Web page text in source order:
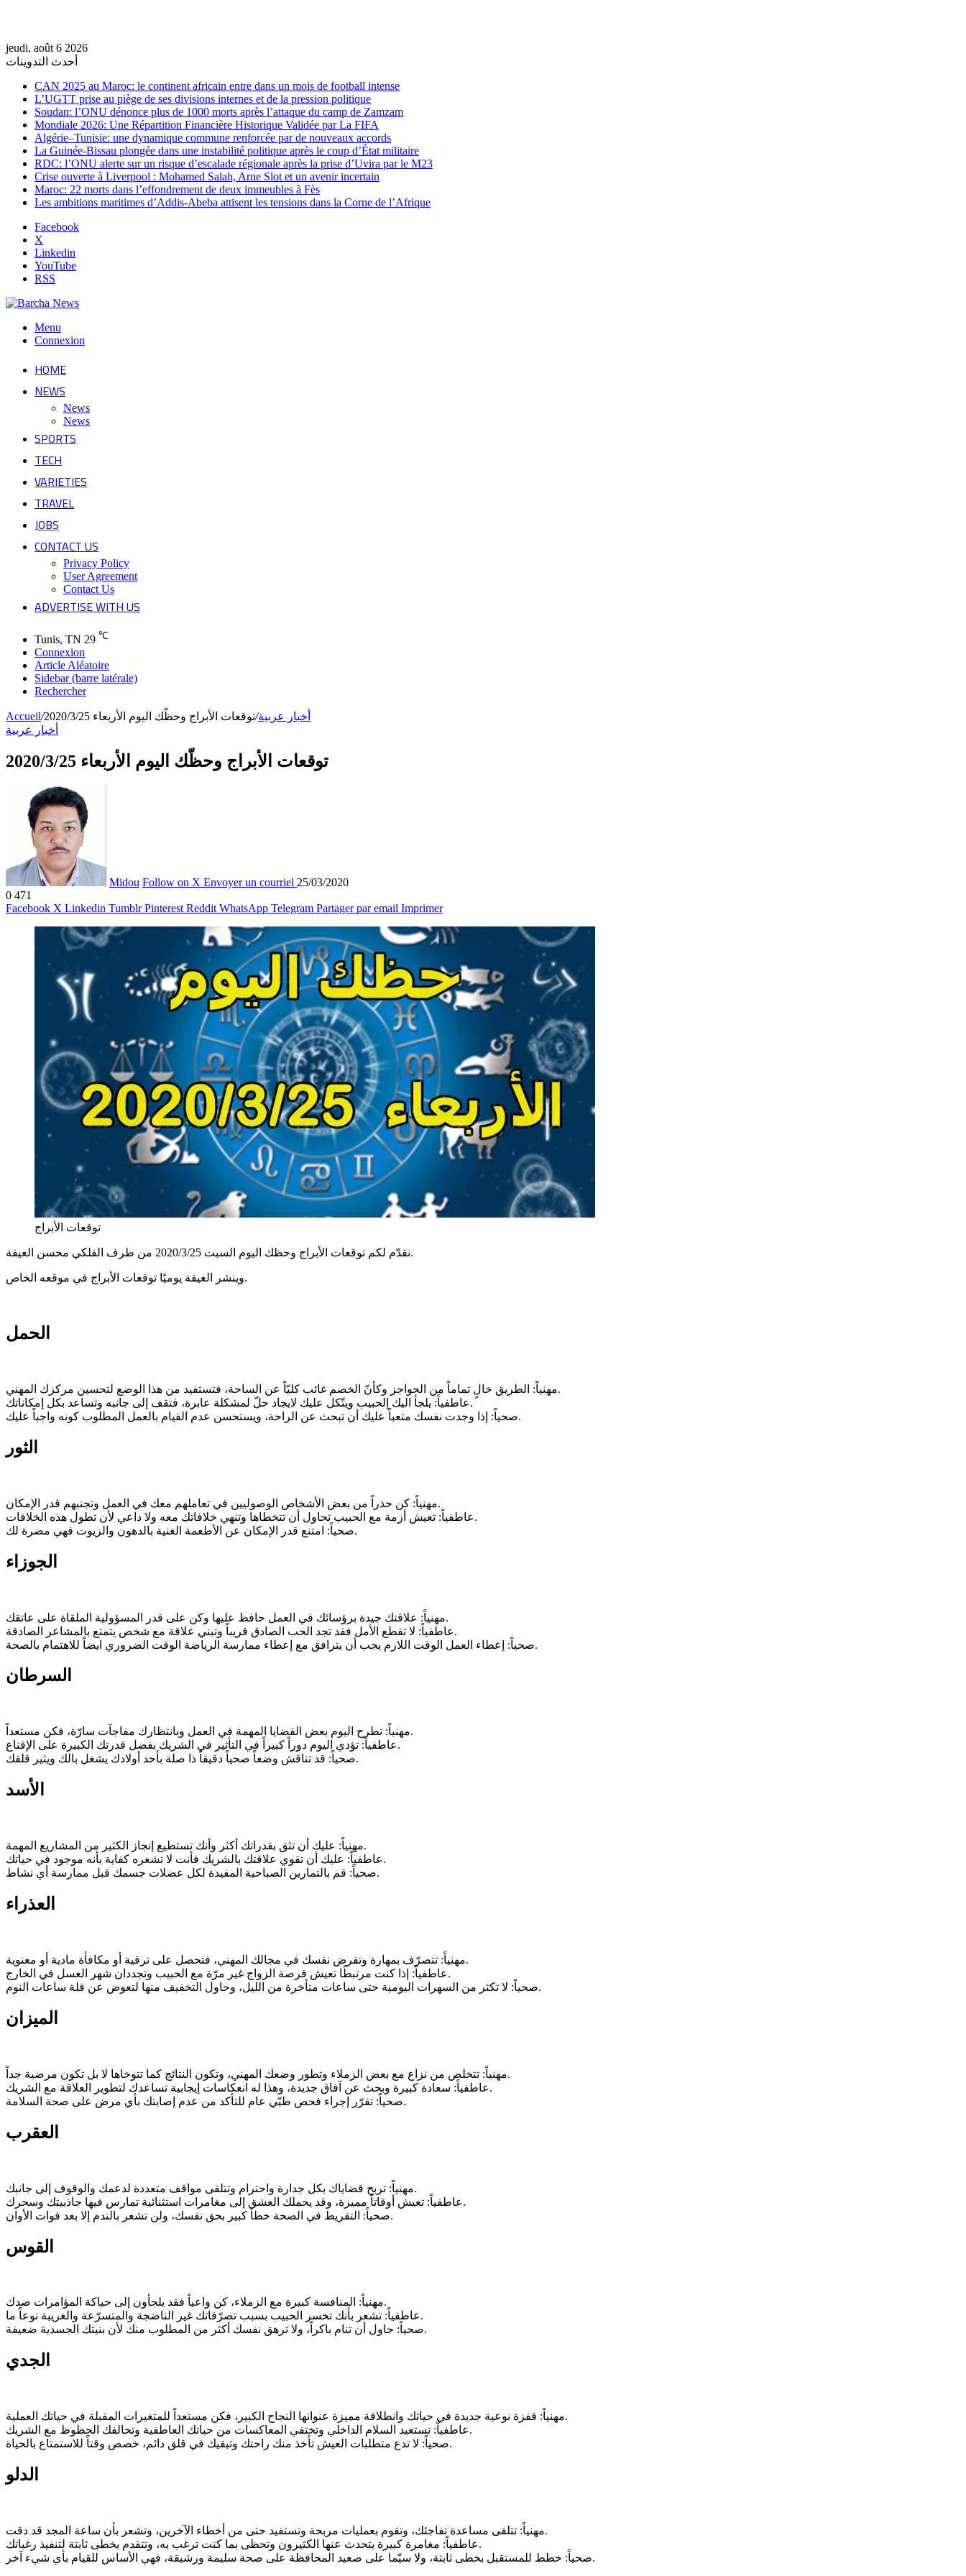
jeudi, août 6 2026
أحدث التدوينات
CAN 2025 au Maroc: le continent africain entre dans un mois de football intense
L’UGTT prise au piège de ses divisions internes et de la pression politique
Soudan: l’ONU dénonce plus de 1000 morts après l’attaque du camp de Zamzam
Mondiale 2026: Une Répartition Financière Historique Validée par La FIFA
Algérie–Tunisie: une dynamique commune renforcée par de nouveaux accords
La Guinée-Bissau plongée dans une instabilité politique après le coup d’État militaire
RDC: l’ONU alerte sur un risque d’escalade régionale après la prise d’Uvira par le M23
Crise ouverte à Liverpool : Mohamed Salah, Arne Slot et un avenir incertain
Maroc: 22 morts dans l’effondrement de deux immeubles à Fès
Les ambitions maritimes d’Addis-Abeba attisent les tensions dans la Corne de l’Afrique
Facebook
X
Linkedin
YouTube
RSS
Menu
Connexion
HOME
NEWS
News
News
SPORTS
TECH
VARIETIES
TRAVEL
JOBS
CONTACT US
Privacy Policy
User Agreement
Contact Us
ADVERTISE WITH US
Tunis, TN 29 ℃
Connexion
Article Aléatoire
Sidebar (barre latérale)
Rechercher
Accueil/ أخبار عربية/توقعات الأبراج وحظّك اليوم الأربعاء 2020/3/25
أخبار عربية
توقعات الأبراج وحظّك اليوم الأربعاء 2020/3/25
Midou Follow on X Envoyer un courriel 25/03/2020
0 471
Facebook X Linkedin Tumblr Pinterest Reddit WhatsApp Telegram Partager par email Imprimer
توقعات الأبراج
نقدّم لكم توقعات الأبراج وحظك اليوم السبت 2020/3/25 من طرف الفلكي محسن العيفة.
وينشر العيفة يوميًا توقعات الأبراج في موقعه الخاص.
الحمل
مهنياً: الطريق خالٍ تماماً من الحواجز وكأنّ الخصم غائب كليّاً عن الساحة، فتستفيد من هذا الوضع لتحسين مركزك المهني.
عاطفياً: يلجأ اليك إلحبيب ويتّكل عليك لايجاد حلّ لمشكلة عابرة، فتقف إلى جانبه وتساعد بكل إمكاناتك.
صحياً: إذا وجدت نفسك متعباً عليك أن تبحث عن الراحة، ويستحسن عدم القيام بالعمل المطلوب كونه واجباً عليك.
الثور
مهنياً: كن حذراً من بعض الأشخاص الوصوليين في تعاملهم معك في العمل وتجنبهم قدر الإمكان.
عاطفياً: تعيش أزمة مع الحبيب تحاول أن تتخطاها وتنهي خلافاتك معه ولا داعي لأن تطول هذه الخلافات.
صحياً: امتنع قدر الإمكان عن الأطعمة الغنية بالدهون والزيوت فهي مضرة لك.
الجوزاء
مهنياً: علاقتك جيدة برؤسائك في العمل حافظ عليها وكن على قدر المسؤولية الملقاة على عاتقك.
عاطفياً: لا تقطع الأمل فقد تجد الحب الصادق قريباً وتبني علاقة مع شخص يتمتع بالمشاعر الصادقة.
صحياً: إعطاء العمل الوقت اللازم يجب أن يترافق مع إعطاء ممارسة الرياضة الوقت الضروري ايضاً للاهتمام بالصحة.
السرطان
مهنياً: تطرح اليوم بعض القضايا المهمة في العمل وبانتظارك مفاجآت سارّة، فكن مستعداً.
عاطفياً: تؤدي اليوم دوراً كبيراً في التأثير في الشريك بفضل قدرتك الكبيرة على الإقناع.
صحياً: قد تناقش وضعاً صحياً دقيقاً ذا صلة بأحد أولادك يشغل بالك ويثير قلقك.
الأسد
مهنياً: عليك أن تثق بقدراتك أكثر وأنك تستطيع إنجاز الكثير من المشاريع المهمة.
عاطفياً: عليك أن تقوي علاقتك بالشريك فأنت لا تشعره كفاية بأنه موجود في حياتك.
صحياً: قم بالتمارين الصباحية المفيدة لكل عضلات جسمك قبل ممارسة أي نشاط.
العذراء
مهنياً: تتصرّف بمهارة وتفرض نفسك في مجالك المهني، فتحصل على ترقية أو مكافأة مادية أو معنوية.
عاطفياً: إذا كنت مرتبطًا تعيش فرصة الزواج غير مرّة مع الحبيب وتجددان شهر العسل في الخارج.
صحياً: لا تكثر من السهرات اليومية حتى ساعات متأخرة من الليل، وحاول التخفيف منها لتعوض عن قلة ساعات النوم.
الميزان
مهنياً: تتخلص من نزاع مع بعض الزملاء وتطور وضعك المهني، وتكون النتائج كما تتوخاها لا بل تكون مرضية جداً.
عاطفياً: سعادة كبيرة وبحث عن آفاق جديدة، وهذا له انعكاسات إيجابية تساعدك لتطوير العلاقة مع الشريك.
صحياً: تقرّر إجراء فحص طبّي عام للتأكد من عدم إصابتك بأي مرض على صحة السلامة.
العقرب
مهنياً: تربح قضاياك بكل جدارة واحترام وتتلقى مواقف متعددة لدعمك والوقوف إلى جانبك.
عاطفياً: تعيش أوقاتاً مميزة، وقد يحملك العشق إلى مغامرات استثنائية تمارس فيها جاذبيتك وسحرك.
صحياً: التفريط في الصحة خطأ كبير بحق نفسك، ولن تشعر بالندم إلا بعد فوات الأوان.
القوس
مهنياً: المنافسة كبيرة مع الزملاء، كن واعياً فقد يلجأون إلى حياكة المؤامرات ضدك.
عاطفياً: تشعر بأنك تخسر الحبيب بسبب تصرّفاتك غير الناضجة والمتسرّعة والغريبة نوعاً ما.
صحياً: حاول أن تنام باكراً، ولا ترهق نفسك أكثر من المطلوب منك لأن بنيتك الجسدية ضعيفة.
الجدي
مهنياً: قفزة نوعية جديدة في حياتك وانطلاقة مميزة عنوانها النجاح الكبير، فكن مستعداً للمتغيرات المقبلة في حياتك العملية.
عاطفياً: تستعيد السلام الداخلي وتختفي المعاكسات من حياتك العاطفية وتحالفك الحظوظ مع الشريك.
صحياً: لا تدع متطلبات العيش تأخذ منك راحتك وتبقيك في قلق دائم، خصص وقتاً للاستمتاع بالحياة.
الدلو
مهنياً: تتلقى مساعدة تفاجئك، وتقوم بعمليات مربحة وتستفيد حتى من أخطاء الآخرين، وتشعر بأن ساعة المجد قد دقت.
عاطفياً: مغامرة كبيرة يتحدث عنها الكثيرون وتحظى بما كنت ترغب به، وتتقدم بخطى ثابتة لتنفيذ رغباتك.
صحياً: خطط للمستقبل بخطى ثابتة، ولا سيّما على صعيد المحافظة على صحة سليمة ورشيقة، فهي الأساس للقيام بأي شيء آخر.